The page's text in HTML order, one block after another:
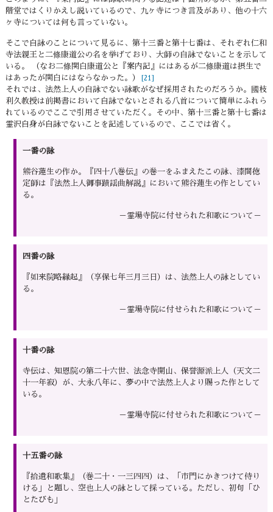
階堂ではくりかえし説いているので、九ヶ寺につき言及があり、他の十六
ヶ寺については何も言っていない。
そこで自詠のことについて見るに、第十三番と第十七番は、それぞれ仁和
寺法親王と二條康道公の名を挙げており、大師の自詠でないことを示して
いる。 （なお二條関白康道公と『案内記』にはあるが二條康道は摂生で
はあったが関白にはならなかった。）
[21]
それでは、法然上人の自詠でない詠歌がなぜ採用されたのだろうか。國枝
利久教授は前掲書において自詠でないとされる八首について簡単にふれら
れているのでここで引用させていただく。その中、第十三番と第十七番は
霊沢自身が自詠でないことを記述しているので、ここでは省く。
一番の詠
熊谷蓮生の作か。『四十八巻伝』の巻一をふまえたこの詠、漆間徳
定師は『法然上人御事蹟謡曲解説』において熊谷蓮生の作としてい
る。
－霊場寺院に付せられた和歌について－
四番の詠
『如来院略縁起』（享保七年三月三日）は、法然上人の詠としてい
る。
－霊場寺院に付せられた和歌について－
十番の詠
寺伝は、知恩院の第二十六世、法念寺開山、保誉源派上人（天文二
十一年寂）が、大永八年に、夢の中で法然上人より賜った作として
いる。
－霊場寺院に付せられた和歌について－
十五番の詠
『拾遺和歌集』（巻二十・一三四四）は、「市門にかきつけて侍り
ける」と題し、空也上人の詠として採っている。ただし、初句「ひ
とたびも」